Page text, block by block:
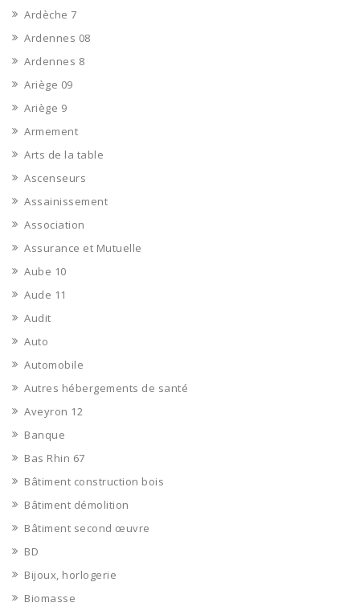
Ardèche 7
Ardennes 08
Ardennes 8
Ariège 09
Ariège 9
Armement
Arts de la table
Ascenseurs
Assainissement
Association
Assurance et Mutuelle
Aube 10
Aude 11
Audit
Auto
Automobile
Autres hébergements de santé
Aveyron 12
Banque
Bas Rhin 67
Bâtiment construction bois
Bâtiment démolition
Bâtiment second œuvre
BD
Bijoux, horlogerie
Biomasse